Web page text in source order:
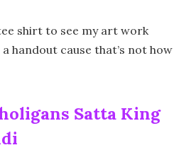
shirt to see my art work
handout cause that’s not how
Satta King